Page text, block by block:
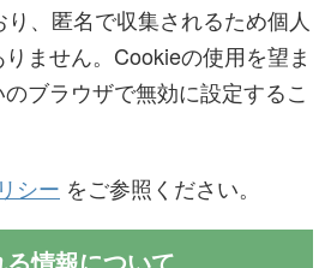
、匿名で収集されるため個人
ません。Cookieの使用を望ま
ブラウザで無効に設定するこ
シー をご参照ください。